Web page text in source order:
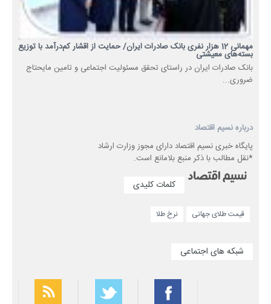
مهمانی 12 هزار نفری بانک صادرات ایران/ حمایت از اقشار کم‌درآمد با توزیع
بسته‌های معیشتی
​بانک صادرات ایران در راستای تحقق مسئولیت اجتماعی و تامین مایحتاج
ضروری...
درباره نسیم اقتصاد
پایگاه خبری نسیم اقتصاد دارای مجوز وزارت ارشاد
*نقل مطالب با ذکر منبع بلامانع است.
کلمات کلیدی
قیمت طلای جهانی نرخ طلا
شبکه های اجتماعی